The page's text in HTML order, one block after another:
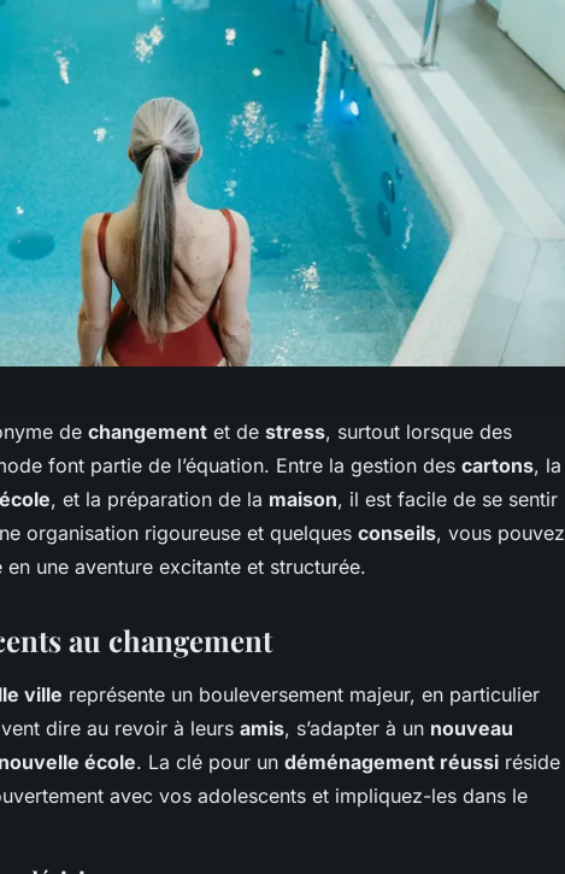
de changement et de stress, surtout lorsque des
font partie de l’équation. Entre la gestion des cartons, la
, et la préparation de la maison, il est facile de se sentir
organisation rigoureuse et quelques conseils, vous pouvez
une aventure excitante et structurée.
au changement
ville représente un bouleversement majeur, en particulier
dire au revoir à leurs amis, s’adapter à un nouveau
nouvelle école. La clé pour un déménagement réussi réside
avec vos adolescents et impliquez-les dans le